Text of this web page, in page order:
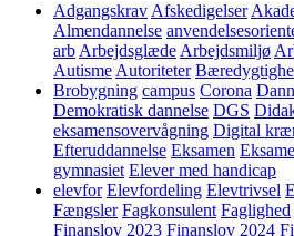
Adgangskrav Afskedigelser
Almendannelse
arb Arbejdsglæde Arbejdsmiljø
Autisme Autoriteter
Brobygning campus Corona
Demokratisk dannelse DGS
eksamensovervågning Digital
Efteruddannelse Eksamen
gymnasiet Elever med handicap
elevfor Elevfordeling Elevtrivsel
Fængsler Fagkonsulent Faglighed
Finanslov 2023 Finanslov 2024